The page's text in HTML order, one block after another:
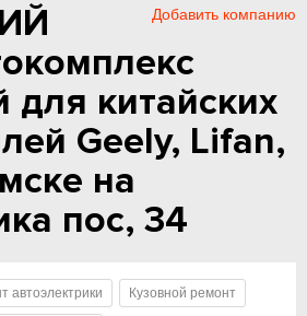
Добавить компанию
для китайских
Geely, Lifan,
на
пос, 34
автоэлектрики Кузовной ремонт